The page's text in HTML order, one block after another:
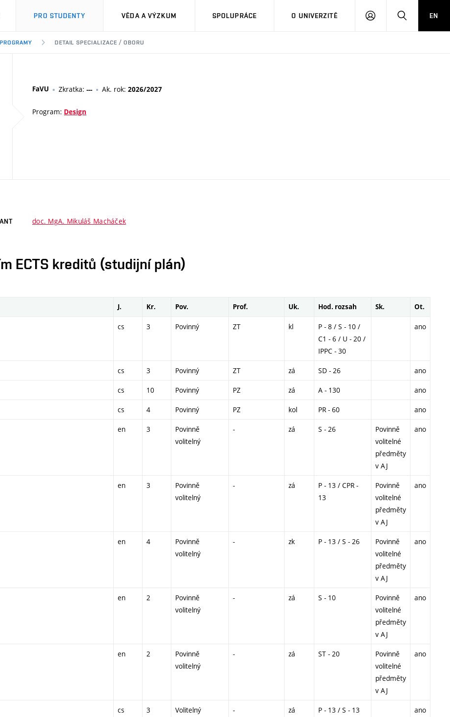
PRO STUDENTY VĚDA A VÝZKUM SPOLUPRÁCE O UNIVERZITĚ
PŘIHLÁSIT HLEDATEN
DETAIL SPECIALIZACE / OBORU
FaVU Zkratka: --- Ak. rok: 2026/2027
Program: Design
doc. MgA. Mikuláš Macháček
ECTS kreditů (studijní plán)
J. Kr. Pov. Prof. Uk. Hod. rozsah Sk. Ot.
cs 3 Povinný ZT kl
P - 8 / S - 10 /
C1 - 6 / U - 20 /
IPPC - 30
ano
cs 3 Povinný ZT zá SD - 26 ano
cs 10 Povinný PZ zá A - 130 ano
cs 4 Povinný PZ kol PR - 60 ano
en 3
Povinně
volitelný
- zá S - 26
Povinně
volitelné
předměty
v AJ
ano
en 3
Povinně
volitelný
- zá
P - 13 / CPR -
13
Povinně
volitelné
předměty
v AJ
ano
en 4
Povinně
volitelný
- zk P - 13 / S - 26
Povinně
volitelné
předměty
v AJ
ano
en 2
Povinně
volitelný
- zá S - 10
Povinně
volitelné
předměty
v AJ
ano
en 2
Povinně
volitelný
- zá ST - 20
Povinně
volitelné
předměty
v AJ
ano
cs 3 Volitelný - zá P - 13 / S - 13 ano